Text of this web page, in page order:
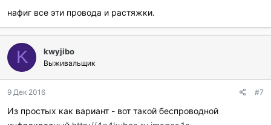
нафиг все эти провода и растяжки.
K kwyjibo
Выживальщик
9 Дек 2016 #7
Из простых как вариант - вот такой беспроводной